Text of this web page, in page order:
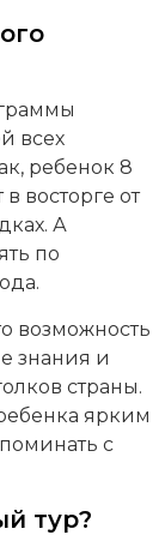
всех
ребенок 8
восторге от
А
по
возможность
знания и
страны.
ярким
с
тур?